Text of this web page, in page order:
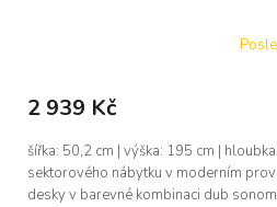
2 939 Kč
šířka: 50,2 cm | výška: 195 cm |
sektorového nábytku v moderním
desky v barevné kombinaci dub